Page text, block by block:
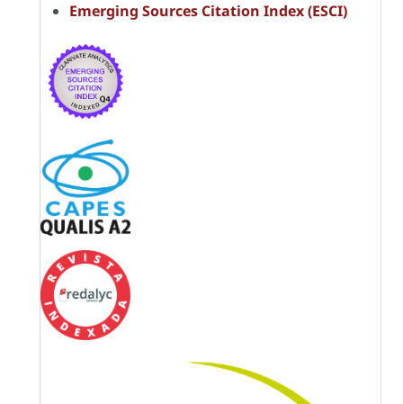
Emerging Sources Citation Index (ESCI)